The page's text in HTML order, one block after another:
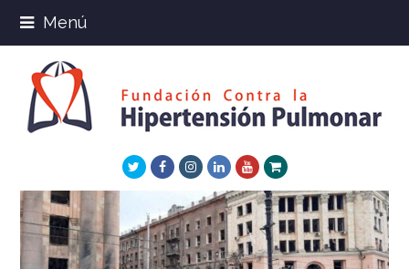
Menú
TwitterFacebookInstagram
LinkedInYoutube
Xing